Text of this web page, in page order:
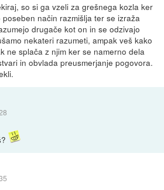
so si ga vzeli za grešnega kozla ker
način razmišlja ter se izraža
drugače kot on in se odzivajo
nekateri razumeti, ampak veš kako
ne splača z njim ker se namerno dela
in obvlada preusmerjanje pogovora.